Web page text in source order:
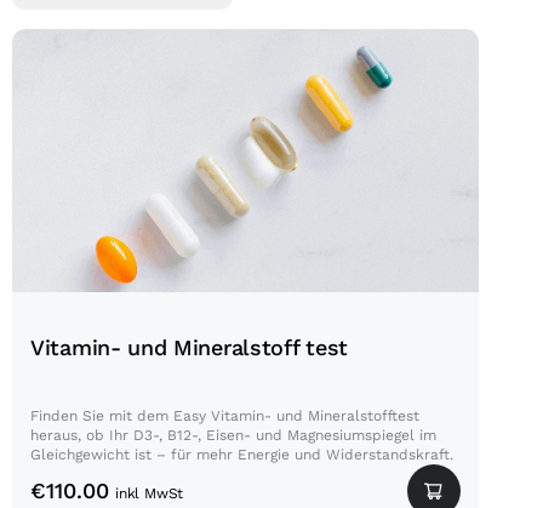
Vitamin- und Mineralstoff test
Vitamin- und Mineralstoff test
Finden Sie mit dem Easy Vitamin- und Mineralstofftest
heraus, ob Ihr D3-, B12-, Eisen- und Magnesiumspiegel im
Gleichgewicht ist – für mehr Energie und Widerstandskraft.
€110.00 inkl MwSt